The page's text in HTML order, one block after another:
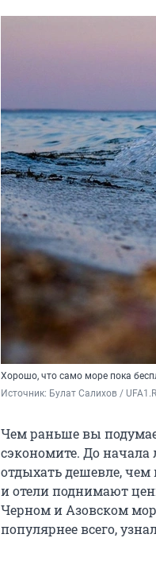
Хорошо, что само море пока
Источник: Булат Салихов /
Чем раньше вы
сэкономите. До начала
отдыхать дешевле, чем
и отели поднимают
Черном и Азовском
популярнее всего,